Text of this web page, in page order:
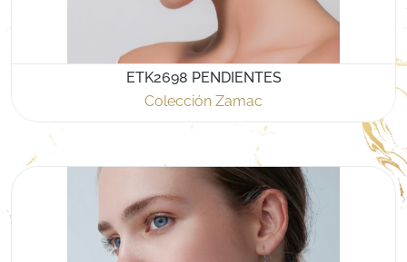
ETK2698 PENDIENTES
Colección Zamac